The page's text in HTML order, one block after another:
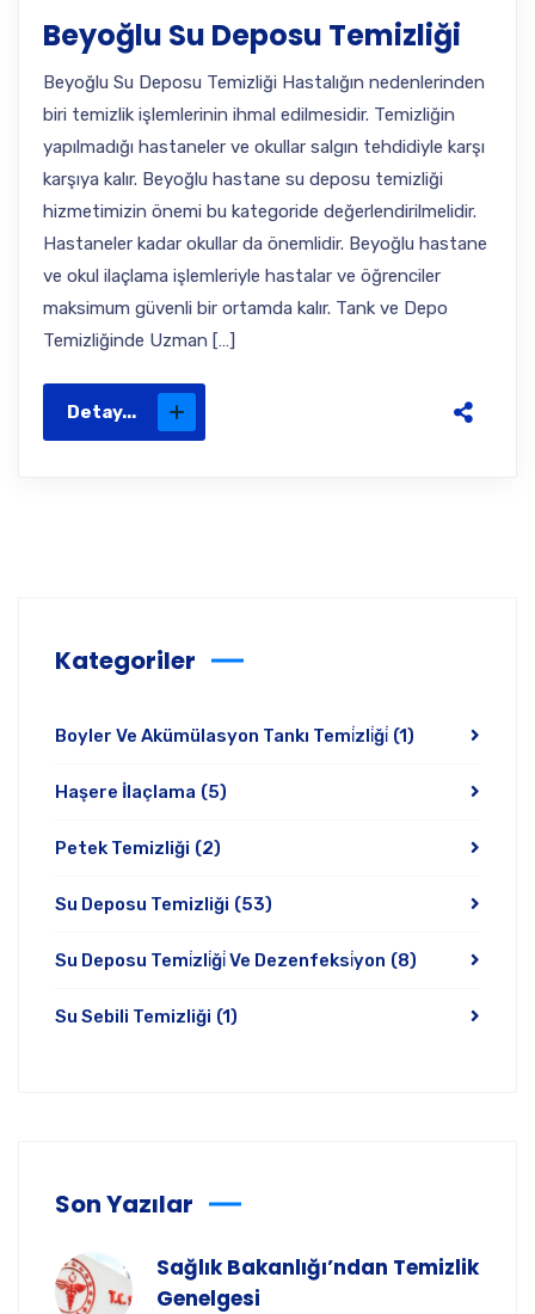
Beyoğlu Su Deposu Temizliği
Beyoğlu Su Deposu Temizliği Hastalığın nedenlerinden
biri temizlik işlemlerinin ihmal edilmesidir. Temizliğin
yapılmadığı hastaneler ve okullar salgın tehdidiyle karşı
karşıya kalır. Beyoğlu hastane su deposu temizliği
hizmetimizin önemi bu kategoride değerlendirilmelidir.
Hastaneler kadar okullar da önemlidir. Beyoğlu hastane
ve okul ilaçlama işlemleriyle hastalar ve öğrenciler
maksimum güvenli bir ortamda kalır. Tank ve Depo
Temizliğinde Uzman […]
Detay...
Kategoriler
Boyler Ve Akümülasyon Tankı Temi̇zli̇ği̇ (1)
Haşere İlaçlama (5)
Petek Temizliği (2)
Su Deposu Temizliği (53)
Su Deposu Temi̇zli̇ği̇ Ve Dezenfeksi̇yon (8)
Su Sebili Temizliği (1)
Son Yazılar
Sağlık Bakanlığı’ndan Temizlik
Genelgesi